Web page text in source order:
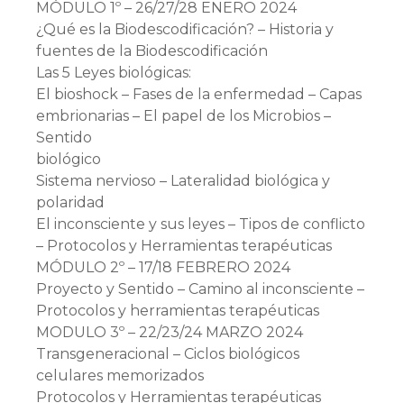
MÓDULO 1º – 26/27/28 ENERO 2024
¿Qué es la Biodescodificación? – Historia y
fuentes de la Biodescodificación
Las 5 Leyes biológicas:
El bioshock – Fases de la enfermedad – Capas
embrionarias – El papel de los Microbios –
Sentido
biológico
Sistema nervioso – Lateralidad biológica y
polaridad
El inconsciente y sus leyes – Tipos de conflicto
– Protocolos y Herramientas terapéuticas
MÓDULO 2º – 17/18 FEBRERO 2024
Proyecto y Sentido – Camino al inconsciente –
Protocolos y herramientas terapéuticas
MODULO 3º – 22/23/24 MARZO 2024
Transgeneracional – Ciclos biológicos
celulares memorizados
Protocolos y Herramientas terapéuticas